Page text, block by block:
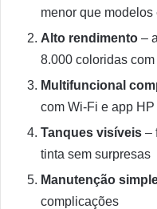
menor que modelos
Alto rendimento –
8.000 coloridas com
Multifuncional
com Wi-Fi e app HP
Tanques visíveis –
tinta sem surpresas
Manutenção
complicações